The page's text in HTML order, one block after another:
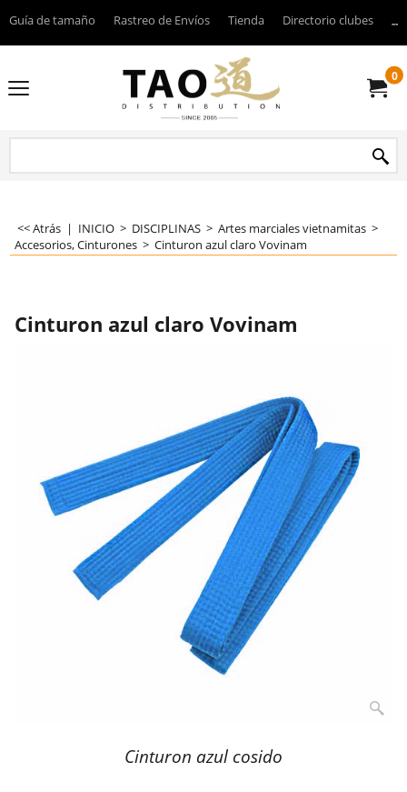
Guía de tamaño Rastreo de Envíos Tienda Directorio clubes
0
<< Atrás | INICIO > DISCIPLINAS > Artes marciales vietnamitas >
Accesorios, Cinturones > Cinturon azul claro Vovinam
Cinturon azul claro Vovinam
Cinturon azul cosido